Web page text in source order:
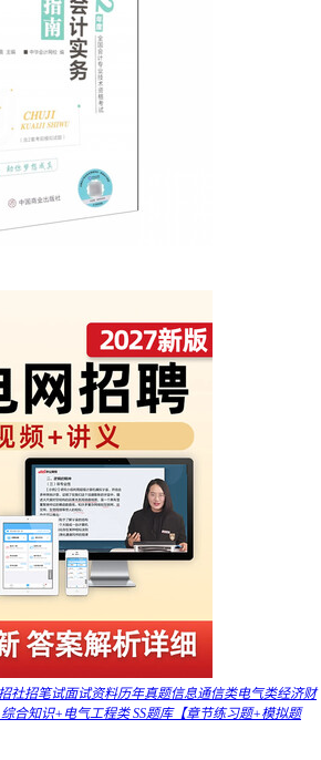
社招笔试面试资料历年真题信息通信类电气类经济财
合知识+电气工程类 SS题库【章节练习题+模拟题